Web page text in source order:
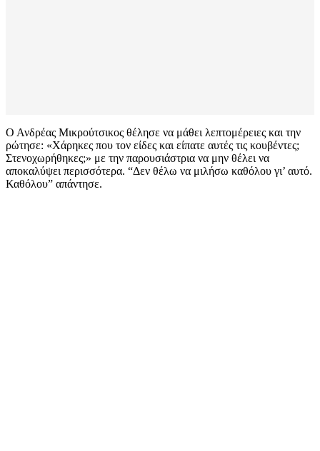
Ο Ανδρέας Μικρούτσικος θέλησε να μάθει λεπτομέρειες και την
ρώτησε: «Χάρηκες που τον είδες και είπατε αυτές τις κουβέντες;
Στενοχωρήθηκες;» με την παρουσιάστρια να μην θέλει να
αποκαλύψει περισσότερα. “Δεν θέλω να μιλήσω καθόλου γι’ αυτό.
Καθόλου” απάντησε.